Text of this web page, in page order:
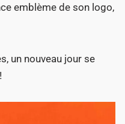
emblème de son logo,
un nouveau jour se